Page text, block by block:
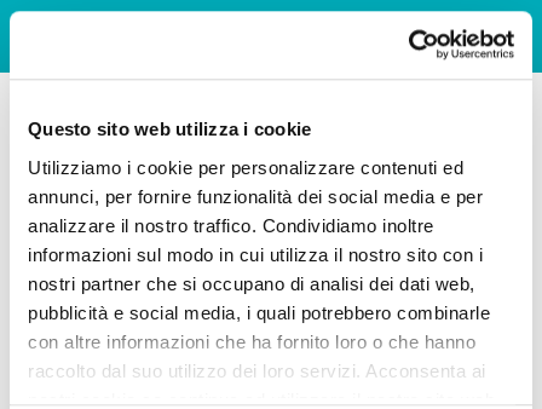
Questo sito web utilizza i cookie
Utilizziamo i cookie per personalizzare contenuti ed
annunci, per fornire funzionalità dei social media e per
analizzare il nostro traffico. Condividiamo inoltre
informazioni sul modo in cui utilizza il nostro sito con i
nostri partner che si occupano di analisi dei dati web,
pubblicità e social media, i quali potrebbero combinarle
con altre informazioni che ha fornito loro o che hanno
raccolto dal suo utilizzo dei loro servizi. Acconsenta ai